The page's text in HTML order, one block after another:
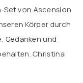
Set von Ascension
Körper durch
Gedanken und
Christina